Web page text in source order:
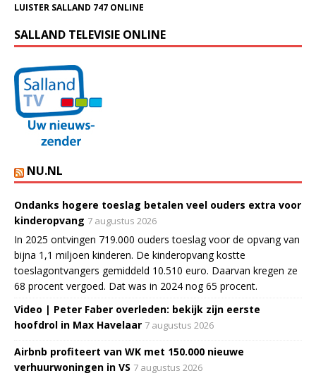
LUISTER SALLAND 747 ONLINE
SALLAND TELEVISIE ONLINE
NU.NL
Ondanks hogere toeslag betalen veel ouders extra voor
kinderopvang 7 augustus 2026
In 2025 ontvingen 719.000 ouders toeslag voor de opvang van
bijna 1,1 miljoen kinderen. De kinderopvang kostte
toeslagontvangers gemiddeld 10.510 euro. Daarvan kregen ze
68 procent vergoed. Dat was in 2024 nog 65 procent.
Video | Peter Faber overleden: bekijk zijn eerste
hoofdrol in Max Havelaar 7 augustus 2026
Airbnb profiteert van WK met 150.000 nieuwe
verhuurwoningen in VS 7 augustus 2026